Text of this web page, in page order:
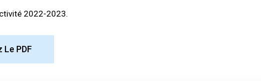
2022-2023.
Le PDF